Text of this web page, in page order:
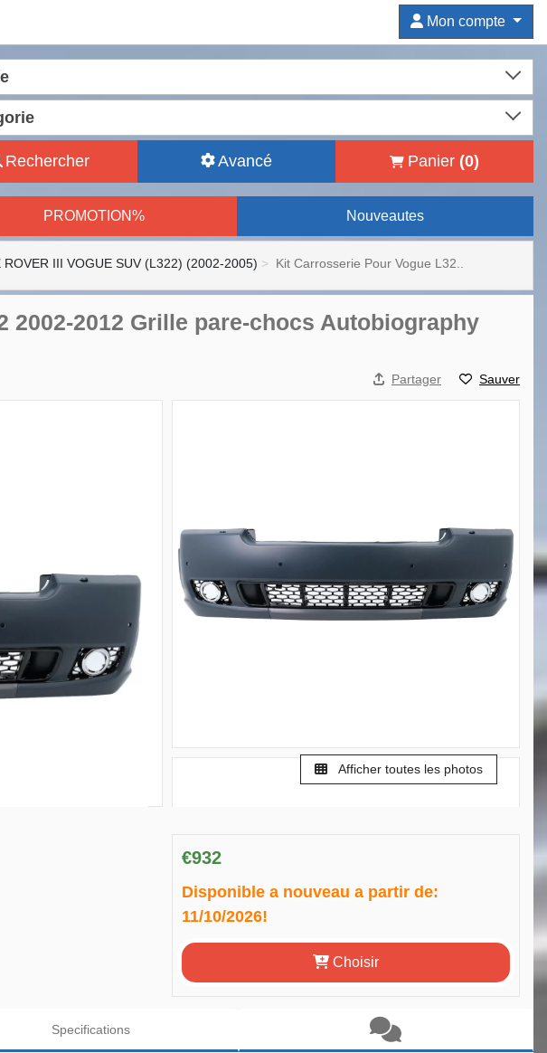
Mon compte
Rechercher Avancé Panier (0)
PROMOTION% Nouveautes
III VOGUE SUV (L322) (2002-2005) Kit Carrosserie Pour Vogue L32..
2002-2012 Grille pare-chocs Autobiography
Partager Sauver
Afficher toutes les photos
€932
Disponible a nouveau a partir de:
11/10/2026!
Choisir
Specifications